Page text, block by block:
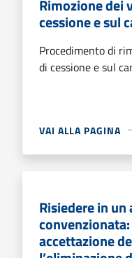
Rimozione dei
cessione e sul
Procedimento di
di cessione e sul
VAI ALLA PAGINA
Risiedere in
accettazione